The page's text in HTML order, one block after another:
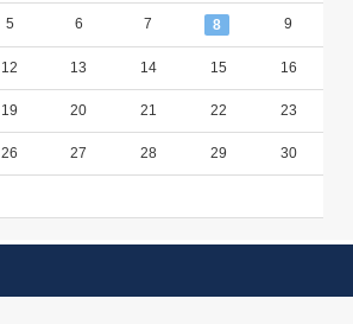
5 6 7 8 9
12 13 14 15 16
19 20 21 22 23
26 27 28 29 30